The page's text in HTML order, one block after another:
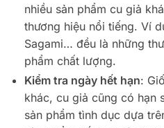
nhiều sản phẩm cu giả
thương hiệu nổi tiếng. Ví
Sagami… đều là những
phẩm chất lượng.
Kiểm tra ngày hết hạn:
khác, cu giả cũng có hạn
sản phẩm tình dục dựa